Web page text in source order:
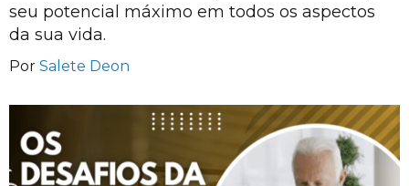
seu potencial máximo em todos os aspectos
da sua vida.
Por Salete Deon